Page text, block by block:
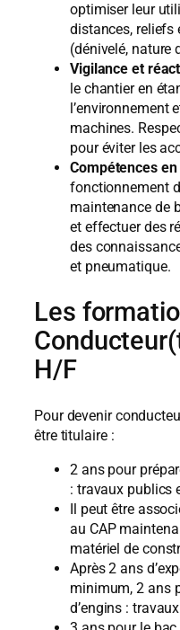
optimiser leur
distances, reliefs
(dénivelé, nature
Vigilance et
le chantier en
l’environnement
machines.
pour éviter les
Compétences
fonctionnement
maintenance de
et effectuer des
des
et pneumatique.
Les
H/F
Pour devenir
être titulaire :
2 ans pour
: travaux publics
Il peut être
au CAP
matériel de
Après 2 ans
minimum, 2 ans
d’engins :